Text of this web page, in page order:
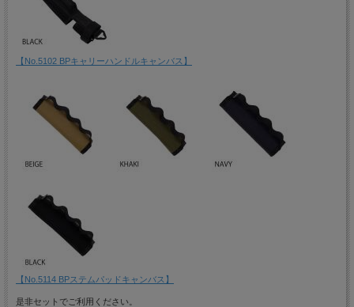
【No.5102 BPキャリーハンドルキャンバス】
【No.5114 BPステムパッドキャンバス】
是非セットでご利用ください。